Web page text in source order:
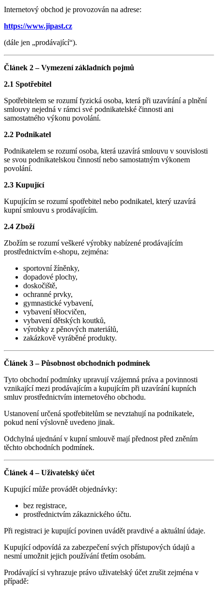
Internetový obchod je provozován na adrese:
https://www.jipast.cz
(dále jen „prodávající“).
Článek 2 – Vymezení základních pojmů
2.1 Spotřebitel
Spotřebitelem se rozumí fyzická osoba, která při uzavírání a plnění
smlouvy nejedná v rámci své podnikatelské činnosti ani
samostatného výkonu povolání.
2.2 Podnikatel
Podnikatelem se rozumí osoba, která uzavírá smlouvu v souvislosti
se svou podnikatelskou činností nebo samostatným výkonem
povolání.
2.3 Kupující
Kupujícím se rozumí spotřebitel nebo podnikatel, který uzavírá
kupní smlouvu s prodávajícím.
2.4 Zboží
Zbožím se rozumí veškeré výrobky nabízené prodávajícím
prostřednictvím e-shopu, zejména:
sportovní žíněnky,
dopadové plochy,
doskočiště,
ochranné prvky,
gymnastické vybavení,
vybavení tělocvičen,
vybavení dětských koutků,
výrobky z pěnových materiálů,
zakázkově vyráběné produkty.
Článek 3 – Působnost obchodních podmínek
Tyto obchodní podmínky upravují vzájemná práva a povinnosti
vznikající mezi prodávajícím a kupujícím při uzavírání kupních
smluv prostřednictvím internetového obchodu.
Ustanovení určená spotřebitelům se nevztahují na podnikatele,
pokud není výslovně uvedeno jinak.
Odchylná ujednání v kupní smlouvě mají přednost před zněním
těchto obchodních podmínek.
Článek 4 – Uživatelský účet
Kupující může provádět objednávky:
bez registrace,
prostřednictvím zákaznického účtu.
Při registraci je kupující povinen uvádět pravdivé a aktuální údaje.
Kupující odpovídá za zabezpečení svých přístupových údajů a
nesmí umožnit jejich používání třetím osobám.
Prodávající si vyhrazuje právo uživatelský účet zrušit zejména v
případě: